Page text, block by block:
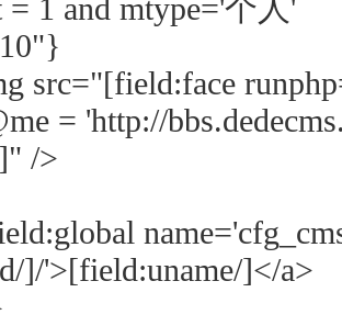
= 1 and mtype='个人'
src="[field:face
= 'http://
/>
]/'>[field:uname/]</a>